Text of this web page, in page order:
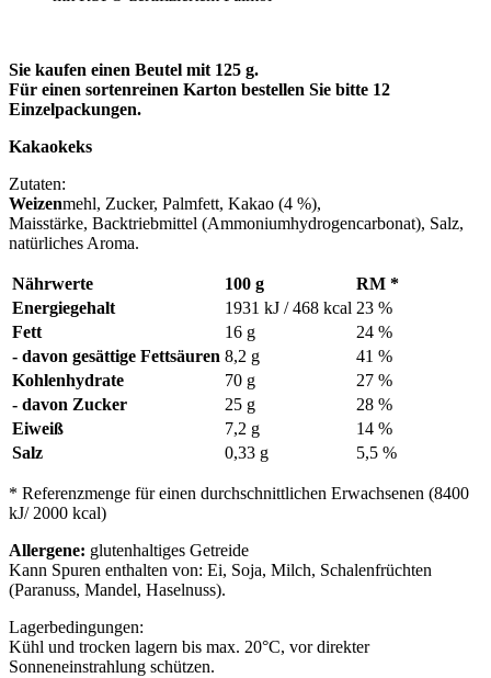
Sie kaufen einen Beutel mit 125 g.
Für einen sortenreinen Karton bestellen Sie bitte 12
Einzelpackungen.
Kakaokeks
Zutaten:
Weizenmehl, Zucker, Palmfett, Kakao (4 %),
Maisstärke, Backtriebmittel (Ammoniumhydrogencarbonat), Salz,
natürliches Aroma.
Nährwerte 100 g
RM *
Energiegehalt
1931 kJ / 468 kcal 23 %
Fett
16 g
24 %
- davon gesättige Fettsäuren 8,2 g
41 %
Kohlenhydrate
70 g
27 %
- davon Zucker
25 g
28 %
Eiweiß
7,2 g
14 %
Salz
0,33 g 5,5 %
* Referenzmenge für einen durchschnittlichen Erwachsenen (8400
kJ/ 2000 kcal)
Allergene: glutenhaltiges Getreide
Kann Spuren enthalten von: Ei, Soja, Milch, Schalenfrüchten
(Paranuss, Mandel, Haselnuss).
Lagerbedingungen:
Kühl und trocken lagern bis max. 20°C, vor direkter
Sonneneinstrahlung schützen.